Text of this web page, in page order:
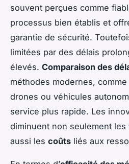
souvent perçues comme
processus bien établis et
garantie de sécurité.
limitées par des délais
élevés. Comparaison des
méthodes modernes,
drones ou véhicules
service plus rapide. Les
diminuent non seulement
aussi les coûts liés aux